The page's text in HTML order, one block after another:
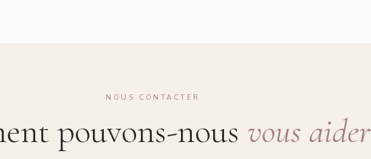
NOUS CONTACTER
pouvons-nous vous aider